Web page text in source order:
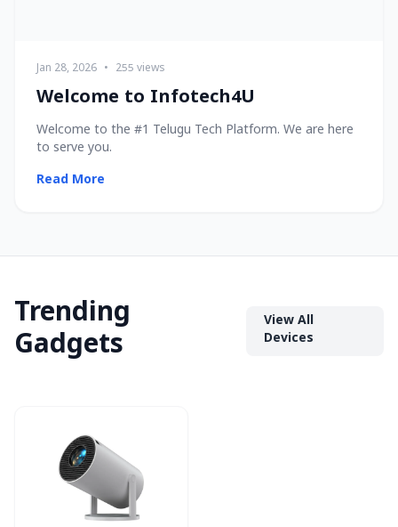
Jan 28, 2026 • 255 views
Welcome to Infotech4U
Welcome to the #1 Telugu Tech Platform. We are here
to serve you.
Read More
Trending
Gadgets
View All
Devices